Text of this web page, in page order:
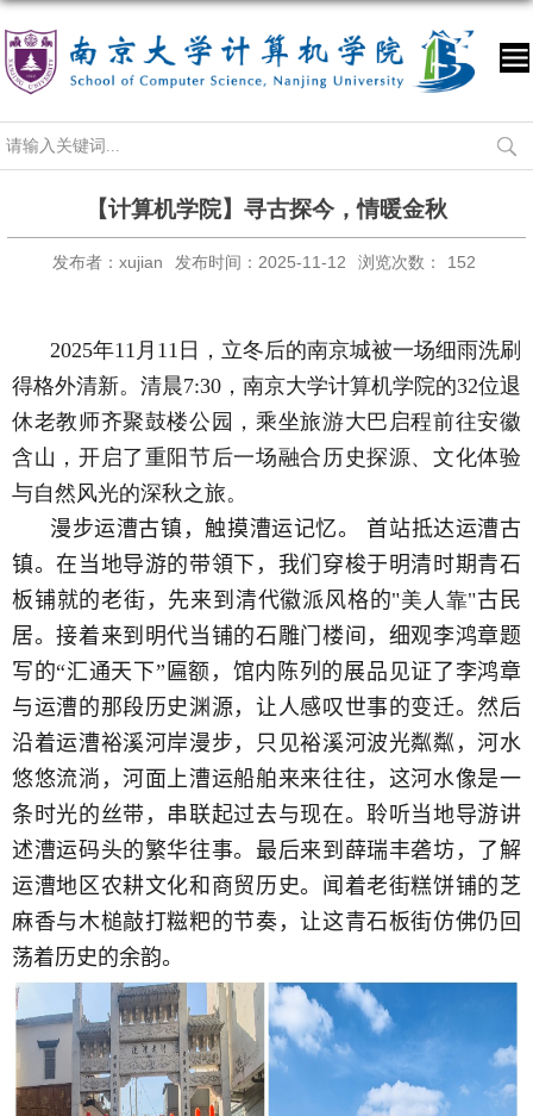
【计算机学院】寻古探今，情暖金秋
发布者：xujian 发布时间：2025-11-12 浏览次数： 152
2025年11 月 11 日，立冬后的南京城被一场细雨洗刷
得格外清新。清晨7:30 ，南京大学计算机学院的32位退
休老教师齐聚鼓楼公园，乘坐旅游大巴启程前往安徽
含山，开启了重阳节后一场融合历史探源、文化体验
与自然风光的深秋之旅。
漫步运漕古镇，触摸漕运记忆。 首站抵达运漕古
镇。在当地导游的带領下，我们 穿梭于明清时期青石
板铺就的老街， 先来到清代徽派风格的"美人靠"古民
居。接着来到明代当铺的石雕门楼间，细观李鸿章题
写的“汇通天下”匾额，馆内陈列的展品见证了李鸿章
与运漕的那段历史渊源，让人感叹世事的变迁。然后
沿着运漕裕溪河岸漫步，只见裕溪河波光粼粼，河水
悠悠流淌，河面上漕运船舶来来往往，这河水像是一
条时光的丝带，串联起过去与现在。聆听当地导游讲
述漕运码头的繁华往事。最后来到 薛瑞丰砻坊，了解
运漕地区农耕文化和商贸历史。闻着老街糕饼铺的芝
麻香与木槌敲打糍粑的节奏，让这青石板街仿佛仍回
荡着历史的余韵。